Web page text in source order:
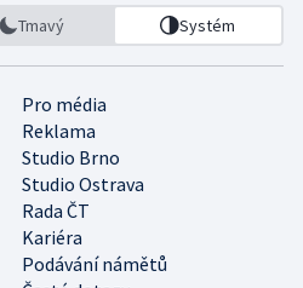
Tmavý Systém
Pro média
Reklama
Studio Brno
Studio Ostrava
Rada ČT
Kariéra
Podávání námětů